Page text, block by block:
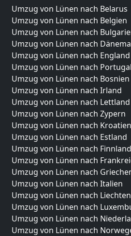
Umzug von Lünen nach Belarus
Umzug von Lünen nach Belgien
Umzug von Lünen nach
Umzug von Lünen nach
Umzug von Lünen nach England
Umzug von Lünen nach Portugal
Umzug von Lünen nach
Umzug von Lünen nach Irland
Umzug von Lünen nach Lettland
Umzug von Lünen nach Zypern
Umzug von Lünen nach Kroatien
Umzug von Lünen nach Estland
Umzug von Lünen nach Finnland
Umzug von Lünen nach
Umzug von Lünen nach
Umzug von Lünen nach Italien
Umzug von Lünen nach
Umzug von Lünen nach
Umzug von Lünen nach
Umzug von Lünen nach